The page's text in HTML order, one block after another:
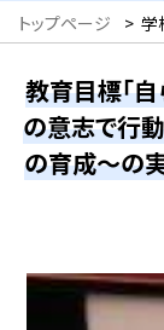
トップページ > 学
教育目標「自
の意志で行
の育成～の